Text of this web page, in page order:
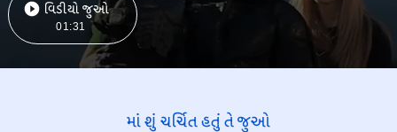
વિડીયો જુઓ
01:31
માં શું ચર્ચિત હતું તે જુઓ